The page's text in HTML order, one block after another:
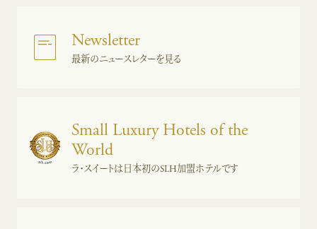
Newsletter
最新のニュースレターを見る
Small Luxury Hotels of the
World
ラ・スイートは日本初のSLH加盟ホテルです